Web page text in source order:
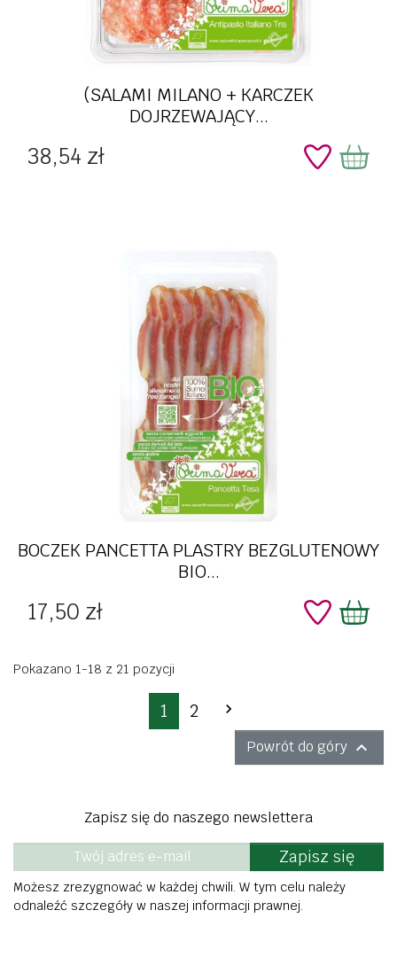
(SALAMI MILANO + KARCZEK
DOJRZEWAJĄCY...
Cena
38,54 zł
BOCZEK PANCETTA PLASTRY BEZGLUTENOWY
BIO...
Cena
17,50 zł
Pokazano 1-18 z 21 pozycji
1 2 Następny

Powrót do góry 
Zapisz się do naszego newslettera
Zapisz się
Możesz zrezygnować w każdej chwili. W tym celu należy
odnaleźć szczegóły w naszej informacji prawnej.